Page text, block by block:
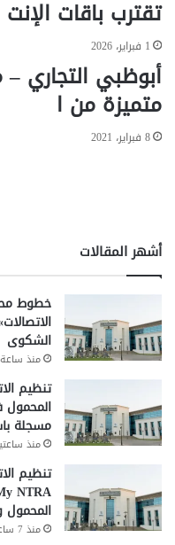
ب
ة
ف
ي
ه
ذ
ا
ا
تقترب باقات الإنت
1 فبراير، 2026
أبوظبي التجاري
متميزة من ا
8 فبراير، 2021
أشهر المقالات
خطوط
الشكوى
منذ
تنظيم
مسجلة
منذ
تنظيم
المحمول
منذ 7 ساعات